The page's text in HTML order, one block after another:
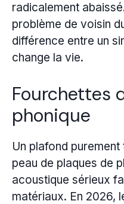
radicalement
problème de voisin
différence entre un
change la vie.
Fourchettes
phonique
Un plafond
peau de plaques de
acoustique sérieux
matériaux. En 2026,